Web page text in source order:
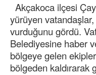
Akçakoca ilçesi
yürüyen
vurduğunu gördü.
Belediyesine haber
bölgeye gelen
bölgeden kaldırarak